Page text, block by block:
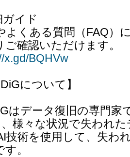
イド
よくある質問（FAQ）
確認いただけます。
x.gd/BQHVw
について】
はデータ復旧の専門家
様々な状況で失われ
技術を使用して、失わ
。